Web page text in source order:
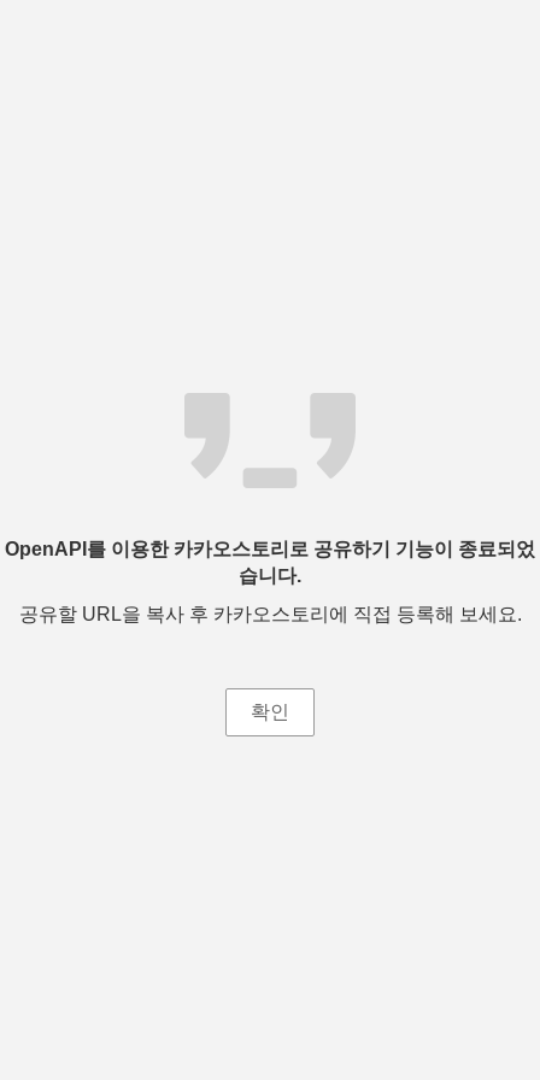
OpenAPI를 이용한 카카오스토리로 공유하기 기능이 종료되었
습니다.
공유할 URL을 복사 후 카카오스토리에 직접 등록해 보세요.
확인